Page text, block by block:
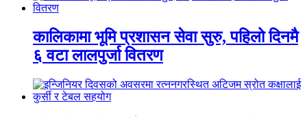
कालिकामा भूमि प्रशासन सेवा सुरु, पहिलो दिनमै
६ वटा लालपुर्जा वितरण